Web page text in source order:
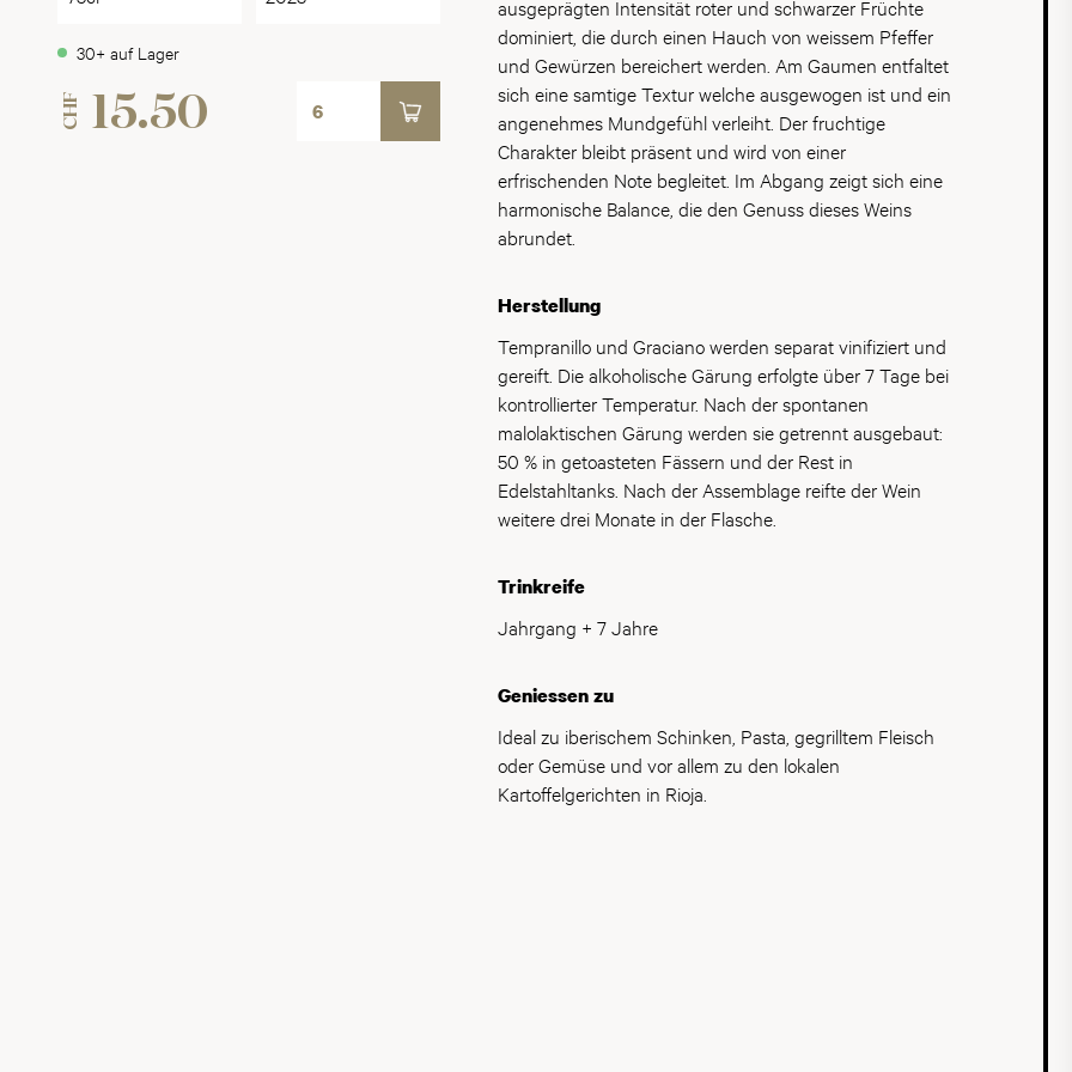
30+ auf Lager
CHF 15.50
Tagen zwischen Blüte und Ernte, was Jahr für Jahr eine
perfekte alkoholische und phenolische Reife
gewährleistet und damit konstant hohe Qualität
garantiert.
domestiziert. Auch weisse Sorten sind im Aufwind, wie
Viura, Malvasia oder Garnacha Blanca. Ein typischer Rioja
ist ein Verschnitt aus Tempranillo und Garnacha.
ausgeprägten Intensität roter und schwarzer Früchte
dominiert, die durch einen Hauch von weissem Pfeffer
und Gewürzen bereichert werden. Am Gaumen entfaltet
sich eine samtige Textur welche ausgewogen ist und ein
angenehmes Mundgefühl verleiht. Der fruchtige
Charakter bleibt präsent und wird von einer
erfrischenden Note begleitet. Im Abgang zeigt sich eine
harmonische Balance, die den Genuss dieses Weins
abrundet.
Herstellung
Tempranillo und Graciano werden separat vinifiziert und
gereift. Die alkoholische Gärung erfolgte über 7 Tage bei
kontrollierter Temperatur. Nach der spontanen
malolaktischen Gärung werden sie getrennt ausgebaut:
50 % in getoasteten Fässern und der Rest in
Edelstahltanks. Nach der Assemblage reifte der Wein
weitere drei Monate in der Flasche.
Trinkreife
Jahrgang + 7 Jahre
Geniessen zu
Ideal zu iberischem Schinken, Pasta, gegrilltem Fleisch
oder Gemüse und vor allem zu den lokalen
Kartoffelgerichten in Rioja.